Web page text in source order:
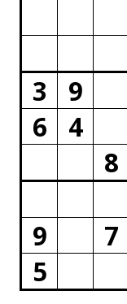
3
9
6
4
8
9
7
5